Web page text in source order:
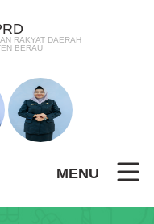
RAKYAT DAERAH
BERAU
MENU